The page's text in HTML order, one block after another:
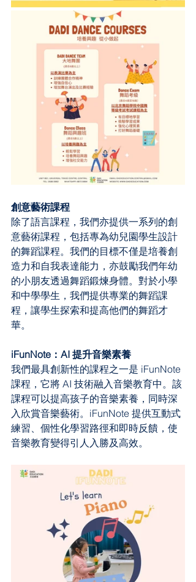
創意藝術課程
除了語言課程，我們亦提供一系列的創
意藝術課程，包括專為幼兒園學生設計
的舞蹈課程。我們的目標不僅是培養創
造力和自我表達能力，亦鼓勵我們年幼
的小朋友透過舞蹈鍛煉身體。對於小學
和中學學生，我們提供專業的舞蹈課
程，讓學生探索和提高他們的舞蹈才
華。
iFunNote：AI 提升音樂素養
我們最具創新性的課程之一是 iFunNote
課程，它將 AI 技術融入音樂教育中。該
課程可以提高孩子的音樂素養，同時深
入欣賞音樂藝術。iFunNote 提供互動式
練習、個性化學習路徑和即時反饋，使
音樂教育變得引人入勝及高效。